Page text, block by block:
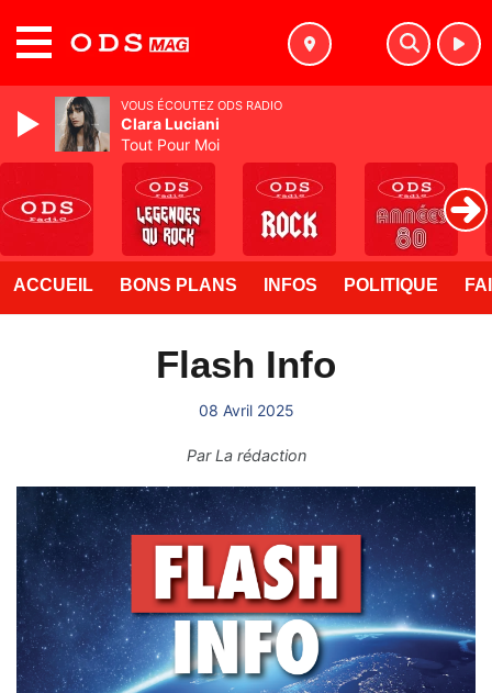
ACCUEIL BONS PLANS INFOS POLITIQUE
Flash Info
08 Avril 2025
ParLa rédaction
VOUS ÉCOUTEZ ODS RADIO
Clara Luciani
Tout Pour Moi